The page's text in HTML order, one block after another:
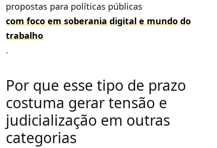
propostas para políticas públicas
com foco em soberania digital e mundo do
trabalho
.
Por que esse tipo de prazo
costuma gerar tensão e
judicialização em outras
categorias